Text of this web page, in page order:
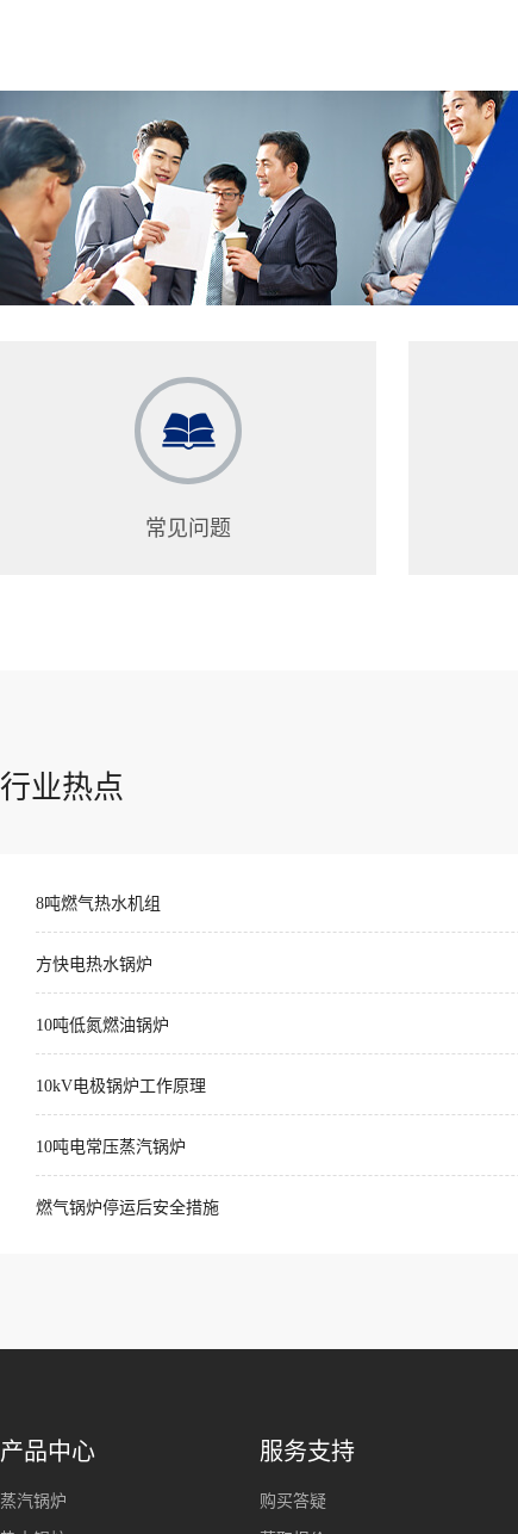
常见问题
行业热点
8吨燃气热水机组
方快电热水锅炉
10吨低氮燃油锅炉
10kV电极锅炉工作原理
10吨电常压蒸汽锅炉
燃气锅炉停运后安全措施
产品中心
蒸汽锅炉
服务支持
购买答疑